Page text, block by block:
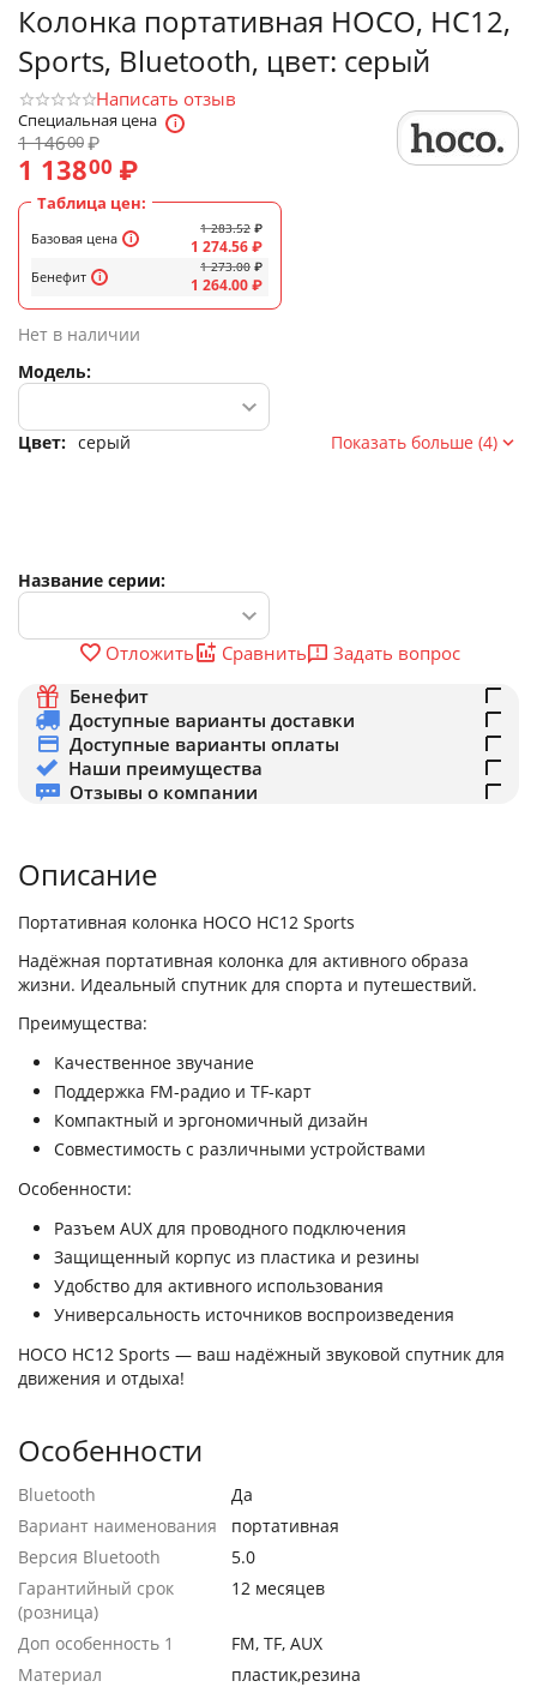
Колонка портативная HOCO, HC12,
Sports, Bluetooth, цвет: серый
Написать отзыв
Специальная цена
1 14600₽
1 13800 ₽
Таблица цен:
Базовая цена
Бенефит
1 283.52 ₽
1 274.56₽
1 273.00 ₽
1 264.00₽
Нет в наличии
Модель:
Цвет: серый Показать больше (4)
Название серии:
Отложить Сравнить
Задать вопрос
Бенефит
Доступные варианты доставки
Доступные варианты оплаты
Наши преимущества
Отзывы о компании
Описание
Портативная колонка HOCO HC12 Sports
Надёжная портативная колонка для активного образа
жизни. Идеальный спутник для спорта и путешествий.
Преимущества:
Качественное звучание
Поддержка FM-радио и TF-карт
Компактный и эргономичный дизайн
Совместимость с различными устройствами
Особенности:
Разъем AUX для проводного подключения
Защищенный корпус из пластика и резины
Удобство для активного использования
Универсальность источников воспроизведения
HOCO HC12 Sports — ваш надёжный звуковой спутник для
движения и отдыха!
Особенности
Bluetooth
Да
Вариант наименования
портативная
Версия Bluetooth
5.0
Гарантийный срок
(розница)
12 месяцев
Доп особенность 1
FM, TF, AUX
Материал
пластик,резина